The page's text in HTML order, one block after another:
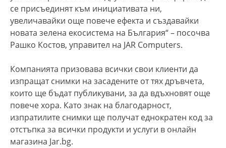
се присъединят към инициативата ни,
увеличавайки още повече ефекта и създавайки
новата зелена екосистема на България“ – посочва
Рашко Костов, управител на JAR Computers.
Компанията призовава всички свои клиенти да
изпращат снимки на засадените от тях дръвчета,
които ще бъдат публикувани, за да вдъхновят още
повече хора. Като знак на благодарност,
изпратилите снимки ще получат еднократен код за
отстъпка за всички продукти и услуги в онлайн
магазина Jar.bg.